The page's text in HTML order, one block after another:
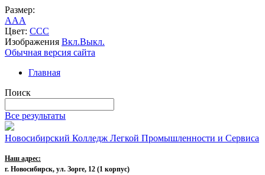
Размер:
AAA
Цвет: CCC
Изображения Вкл.Выкл.
Обычная версия сайта
Главная
Поиск
Все результаты
Новосибирский Колледж Легкой Промышленности и Сервиса
Наш адрес:
г. Новосибирск, ул. Зорге, 12 (1 корпус)